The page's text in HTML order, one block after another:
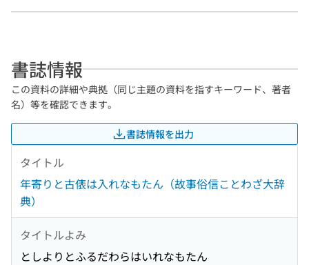
書誌情報
この資料の詳細や典拠（同じ主題の資料を指すキーワード、著者
名）等を確認できます。
書誌情報を出力
タイトル
年寄りと古俵は入れなもたん（故事俗信ことわざ大辞
典）
タイトルよみ
としよりとふるだわらはいれなもたん